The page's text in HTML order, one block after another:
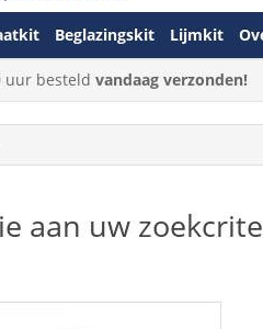
Beglazingskit Lijmkit
uur besteld vandaag verzonden!
aan uw